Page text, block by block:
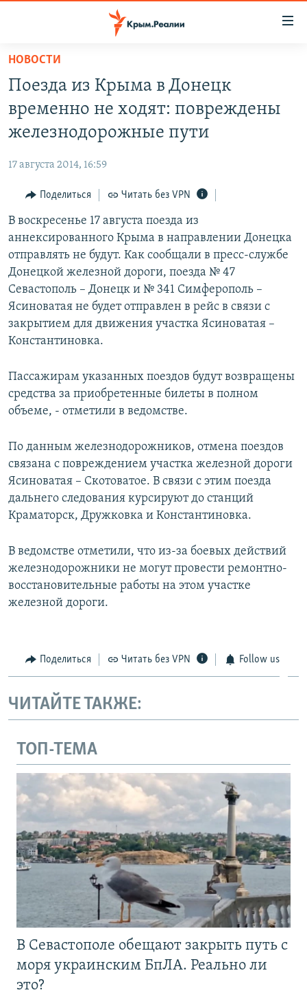
Вернуться
основному
содержанию
Вернутся
главной
навигации
Вернутся
поиску
СПЕЦПРОЕКТЫ
11 ЛЕТ ОККУПАЦИИ КРЫМА. 11 ИСТОРИЙ СОПРОТИВЛЕНИЯ
ВОДА
ЕЩЕ
ИНТЕРАКТИВ
ИНФОГРАФИКА
ТЕЛЕПРОЕКТ КРЫМ.РЕАЛИИ
СОВЕТЫ ПРАВОЗАЩИТНИКОВ
ПРОПАВШИЕ БЕЗ ВЕСТИ
ПОБЕДИТЕЛЕЙ НЕ СУДЯТ?
КРЫМ.НЕПОКОРЕННЫЙ
УКРАИНСКАЯ ПРОБЛЕМА КРЫМА
РАДІО СВОБОДА
КАК ОБОЙТИ БЛОКИРОВКУ
Українською
Qırımtatar
ПРИСОЕДИНЯЙТЕСЬ!
Все сайты RFE/RL
НОВОСТИ
Поезда из Крыма в Донецк
временно не ходят: повреждены
железнодорожные пути
17 августа 2014, 16:59
Поделиться Читать без VPN
В воскресенье 17 августа поезда из
аннексированного Крыма в направлении Донецка
отправлять не будут. Как сообщали в пресс-службе
Донецкой железной дороги, поезда № 47
Севастополь – Донецк и № 341 Симферополь –
Ясиноватая не будет отправлен в рейс в связи с
закрытием для движения участка Ясиноватая –
Константиновка.
Пассажирам указанных поездов будут возвращены
средства за приобретенные билеты в полном
объеме, - отметили в ведомстве.
По данным железнодорожников, отмена поездов
связана с повреждением участка железной дороги
Ясиноватая – Скотоватое. В связи с этим поезда
дальнего следования курсируют до станций
Краматорск, Дружковка и Константиновка.
В ведомстве отметили, что из-за боевых действий
железнодорожники не могут провести ремонтно-
восстановительные работы на этом участке
железной дороги.
Поделиться Читать без VPN Follow us
ЧИТАЙТЕ ТАКЖЕ:
ТОП-ТЕМА
В Севастополе обещают закрыть путь с
моря украинским БпЛА. Реально ли
это?